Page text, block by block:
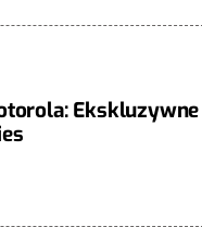
Ekskluzywne